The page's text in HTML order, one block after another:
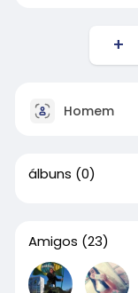
Homem
álbuns (0)
Amigos (23)